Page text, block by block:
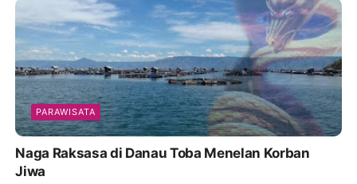
PARAWISATA
Naga Raksasa di Danau Toba Menelan Korban
Jiwa